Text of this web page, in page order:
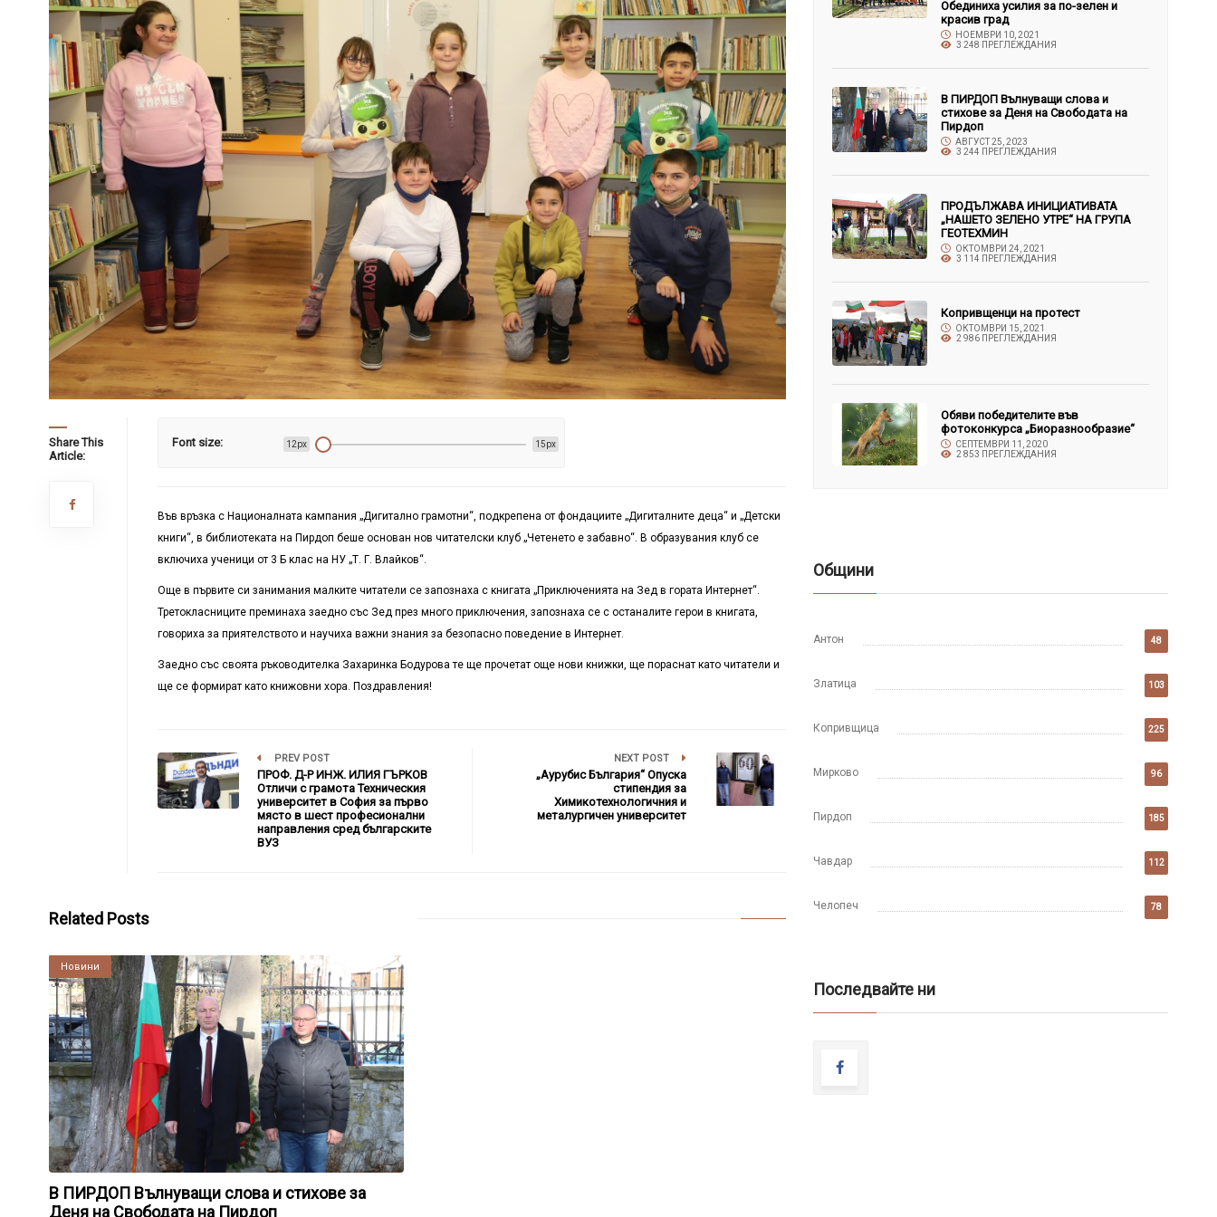
Share This
Article:
Font size: 12px 15px
Във връзка с Националната кампания „Дигитално грамотни“, подкрепена от фондациите „Дигиталните деца“ и „Детски
книги“, в библиотеката на Пирдоп беше основан нов читателски клуб „Четенето е забавно“. В образувания клуб се
включиха ученици от 3 Б клас на НУ „Т. Г. Влайков“.
Още в първите си занимания малките читатели се запознаха с книгата „Приключенията на Зед в гората Интернет“.
Третокласниците преминаха заедно със Зед през много приключения, запознаха се с останалите герои в книгата,
говориха за приятелството и научиха важни знания за безопасно поведение в Интернет.
Заедно със своята ръководителка Захаринка Бодурова те ще прочетат още нови книжки, ще пораснат като читатели и
ще се формират като книжовни хора. Поздравления!
PREV POST
ПРОФ. Д-Р ИНЖ. ИЛИЯ ГЪРКОВ
Отличи с грамота Техническия
университет в София за първо
място в шест професионални
направления сред българските
ВУЗ
NEXT POST
„Аурубис България“ Опуска
стипендия за
Химикотехнологичния и
металургичен университет
Related Posts
Култура
Новини
В ПИРДОП Вълнуващи слова и стихове за
Деня на Свободата на Пирдоп
Обединиха усилия за по-зелен и
красив град
НОЕМВРИ 10, 2021
3 248 ПРЕГЛЕЖДАНИЯ
В ПИРДОП Вълнуващи слова и
стихове за Деня на Свободата на
Пирдоп
АВГУСТ 25, 2023
3 244 ПРЕГЛЕЖДАНИЯ
ПРОДЪЛЖАВА ИНИЦИАТИВАТА
„НАШЕТО ЗЕЛЕНО УТРЕ“ НА ГРУПА
ГЕОТЕХМИН
ОКТОМВРИ 24, 2021
3 114 ПРЕГЛЕЖДАНИЯ
Копривщенци на протест
ОКТОМВРИ 15, 2021
2 986 ПРЕГЛЕЖДАНИЯ
Обяви победителите във
фотоконкурса „Биоразнообразие“
СЕПТЕМВРИ 11, 2020
2 853 ПРЕГЛЕЖДАНИЯ
Общини
Антон 48
Златица 103
Копривщица 225
Мирково 96
Пирдоп 185
Чавдар 112
Челопеч 78
Последвайте ни